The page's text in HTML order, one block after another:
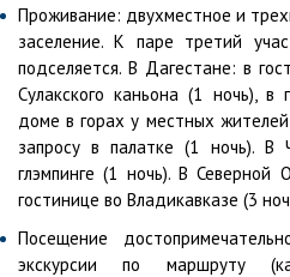
Проживание: двухместное и
заселение. К паре третий
подселяется. В Дагестане: в
Сулакского каньона (1 ночь), в
доме в горах у местных
запросу в палатке (1 ночь). В
глэмпинге (1 ночь). В Северной
гостинице во Владикавказе (3
Посещение
экскурсии по маршруту